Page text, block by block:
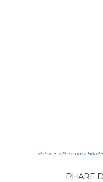
Hotels-insolites.com >Hôtel
PHARE